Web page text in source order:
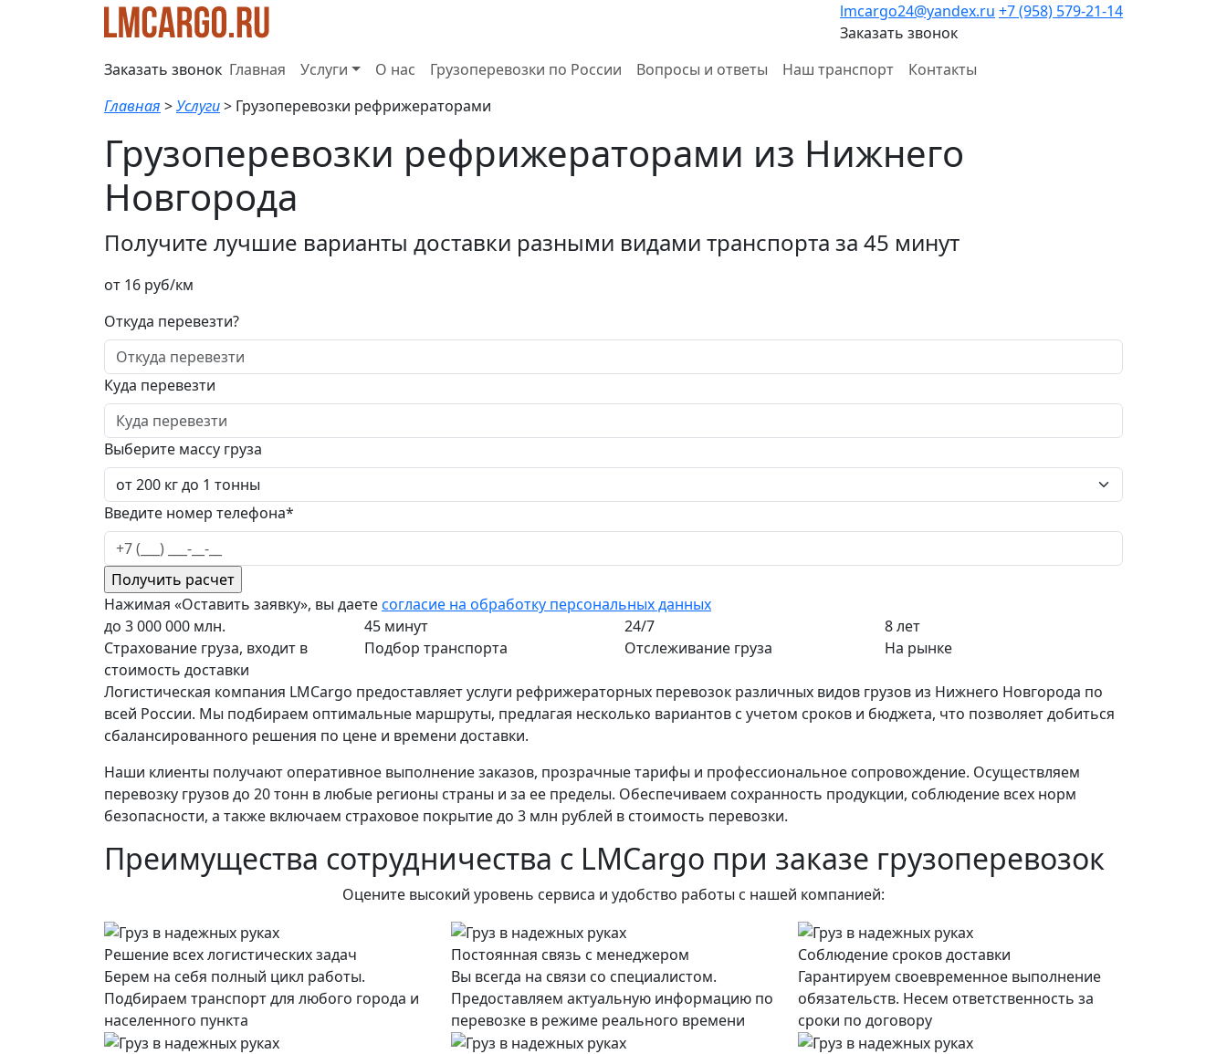
lmcargo24@yandex.ru +7 (958) 579-21-14
Заказать звонок
Заказать звонок Главная Услуги О нас Грузоперевозки по России Вопросы и ответы Наш транспорт
Контакты
Главная >Услуги> Грузоперевозки рефрижераторами
Грузоперевозки рефрижераторами из Нижнего
Новгорода
Получите лучшие варианты доставки разными видами транспорта за 45 минут
от 16 руб/км
Откуда перевезти?
Куда перевезти
Выберите массу груза
Введите номер телефона*
Нажимая «Оставить заявку», вы даетесогласие на обработку персональных данных
до 3 000 000 млн.
Страхование груза, входит в
стоимость доставки
45 минут
Подбор транспорта
24/7
Отслеживание груза
8 лет
На рынке
Логистическая компания LMCargo предоставляет услуги рефрижераторных перевозок различных видов грузов из Нижнего Новгорода по
всей России. Мы подбираем оптимальные маршруты, предлагая несколько вариантов с учетом сроков и бюджета, что позволяет добиться
сбалансированного решения по цене и времени доставки.
Наши клиенты получают оперативное выполнение заказов, прозрачные тарифы и профессиональное сопровождение. Осуществляем
перевозку грузов до 20 тонн в любые регионы страны и за ее пределы. Обеспечиваем сохранность продукции, соблюдение всех норм
безопасности, а также включаем страховое покрытие до 3 млн рублей в стоимость перевозки.
Преимущества сотрудничества с LMCargo при заказе грузоперевозок
Оцените высокий уровень сервиса и удобство работы с нашей компанией:
Решение всех логистических задач
Берем на себя полный цикл работы.
Подбираем транспорт для любого города и
населенного пункта
Постоянная связь с менеджером
Вы всегда на связи со специалистом.
Предоставляем актуальную информацию по
перевозке в режиме реального времени
Соблюдение сроков доставки
Гарантируем своевременное выполнение
обязательств. Несем ответственность за
сроки по договору